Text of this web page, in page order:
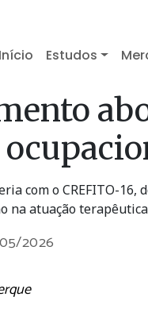
Início Estudos
com o CREFITO-
na atuação terapêutica
2026